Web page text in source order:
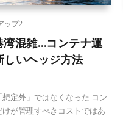
ップ2
湾混雑…コンテナ運
しいヘッジ方法
定外」ではなくなった コン
が管理すべきコストではあ